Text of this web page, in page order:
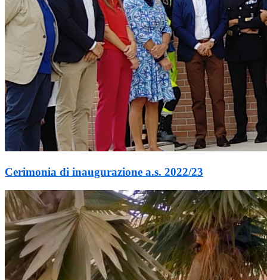
Cerimonia di inaugurazione a.s. 2022/23